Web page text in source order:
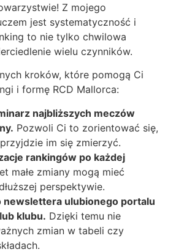
Z mojego
jest systematyczność i
to nie tylko chwilowa
wielu czynników.
kroków, które pomogą Ci
i formę RCD Mallorca:
najbliższych meczów
Pozwoli Ci to zorientować się,
im się zmierzyć.
rankingów po każdej
małe zmiany mogą mieć
perspektywie.
newslettera ulubionego portalu
klubu. Dzięki temu nie
zmian w tabeli czy